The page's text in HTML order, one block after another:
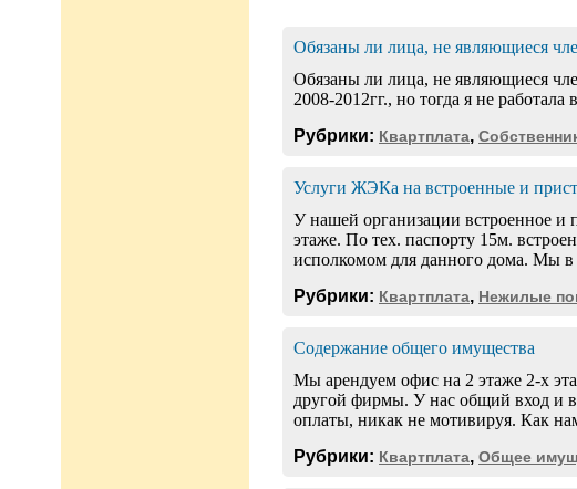
Обязаны ли лица, не являющиеся
Обязаны ли лица, не являющиеся
2008-2012гг., но тогда я не
Рубрики: Квартплата,
Услуги ЖЭКа на встроенные и
У нашей организации встроенное и
этаже. По тех. паспорту 15м.
исполкомом для данного дома. Мы в
Рубрики: Квартплата, Нежилые
Содержание общего имущества
Мы арендуем офис на 2 этаже 2-х
другой фирмы. У нас общий вход и
оплаты, никак не мотивируя. Как
Рубрики: Квартплата, Общее